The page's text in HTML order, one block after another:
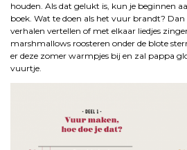
houden. Als dat gelukt is, kun je beginnen
boek. Wat te doen als het vuur brandt?
verhalen vertellen of met elkaar liedjes
marshmallows roosteren onder de blote
er deze zomer warmpjes bij en zal pappa
vuurtje.